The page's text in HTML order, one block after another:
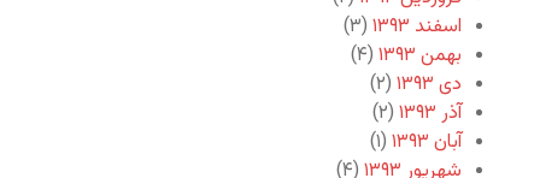
اسفند ۱۳۹۳
(۳)
بهمن ۱۳۹۳
(۴)
دی ۱۳۹۳
(۲)
آذر ۱۳۹۳
(۲)
آبان ۱۳۹۳
(۱)
شهریور ۱۳۹۳
(۴)